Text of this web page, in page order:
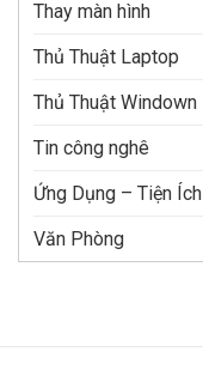
Thay màn hình
Thủ Thuật Laptop
Thủ Thuật Windown
Tin công nghê
Ứng Dụng – Tiện Ích
Văn Phòng